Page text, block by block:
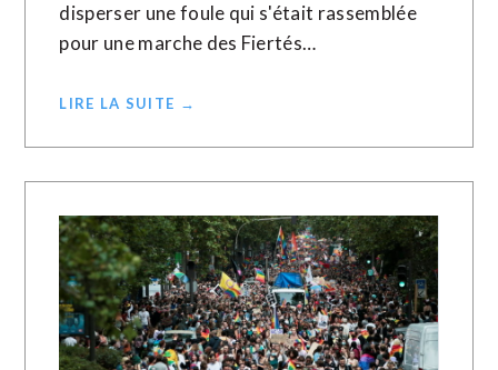
disperser une foule qui s'était rassemblée
pour une marche des Fiertés…
LIRE LA SUITE →